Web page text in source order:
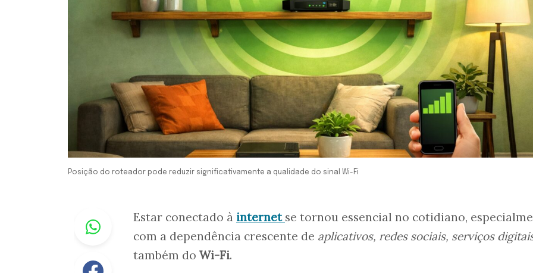
Posição do roteador pode reduzir significativamente a qualidade do sinal Wi-Fi
Whastapp
Facebook
Estar conectado à internet se tornou essencial no cotidiano,
com a dependência crescente de aplicativos, redes sociais, serviços
também do Wi-Fi.